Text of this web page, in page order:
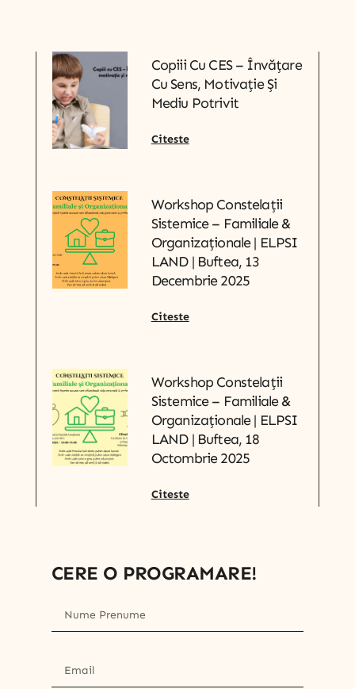
Copiii Cu CES – Învățare
Cu Sens, Motivație Și
Mediu Potrivit
Citeste
Workshop Constelații
Sistemice – Familiale &
Organizaționale | ELPSI
LAND | Buftea, 13
Decembrie 2025
Citeste
Workshop Constelații
Sistemice – Familiale &
Organizaționale | ELPSI
LAND | Buftea, 18
Octombrie 2025
Citeste
CERE O PROGRAMARE!